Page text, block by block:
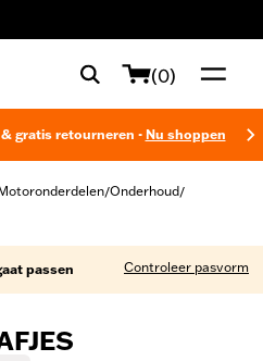
(0)
gratis retourneren - Nu shoppen
/Onderhoud/
passen Controleer pasvorm